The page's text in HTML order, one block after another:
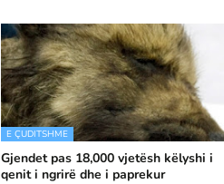
E ÇUDITSHME
Gjendet pas 18,000 vjetësh këlyshi i
qenit i ngrirë dhe i paprekur